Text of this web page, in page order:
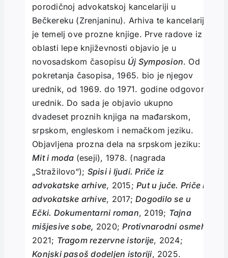
porodičnoj advokatskoj kancelariji u
Bečkereku (Zrenjaninu). Arhiva te kancelarije
je temelj ove prozne knjige. Prve radove iz
oblasti lepe književnosti objavio je u
novosadskom časopisu Új Symposion. Od
pokretanja časopisa, 1965. bio je njegov
urednik, od 1969. do 1971. godine odgovorni
urednik. Do sada je objavio ukupno
dvadeset proznih knjiga na mađarskom,
srpskom, engleskom i nemačkom jeziku.
Objavljena prozna dela na srpskom jeziku:
Mit i moda (eseji), 1978. (nagrada
„Stražilovo“); Spisi i ljudi. Priče iz
advokatske arhive, 2015;Put u juče. Priče iz
advokatske arhive, 2017;Dogodilo se u
Ečki. Dokumentarni roman, 2019; Tajna
mišjesive sobe, 2020;Protivnarodni osmeh
2021; Tragom rezervne istorije, 2024;
Konjski pasoš dodeljen istoriji, 2025.